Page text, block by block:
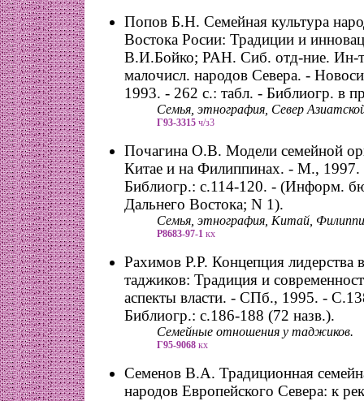
Попов Б.Н. Семейная культура
Востока Росии: Традиции и
В.И.Бойко; РАН. Сиб. отд-ние. Ин-
малочисл. народов Севера. -
1993. - 262 с.: табл. - Библиогр. в
Семья, этнография, Север
Г93-3315 ч/з3
Почагина О.В. Модели семейной
Китае и на Филиппинах. - М., 1997.
Библиогр.: с.114-120. - (Информ.
Дальнего Востока; N 1).
Семья, этнография, Китай,
Р8683-97-1 кх
Рахимов Р.Р. Концепция лидерства
таджиков: Традиция и
аспекты власти. - СПб., 1995. -
Библиогр.: с.186-188 (72 назв.).
Семейные отношения у таджиков.
Г95-9068 кх
Семенов В.А. Традиционная
народов Европейского Севера: к